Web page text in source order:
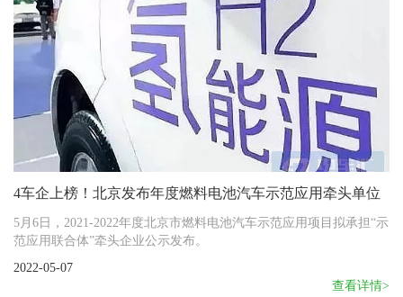
4车企上榜！北京发布年度燃料电池汽车示范应用牵头单位
5月6日，2021-2022年度北京市燃料电池汽车示范应用项目拟承担“示
范应用联合体”牵头企业公示发布。
2022-05-07
查看详情>